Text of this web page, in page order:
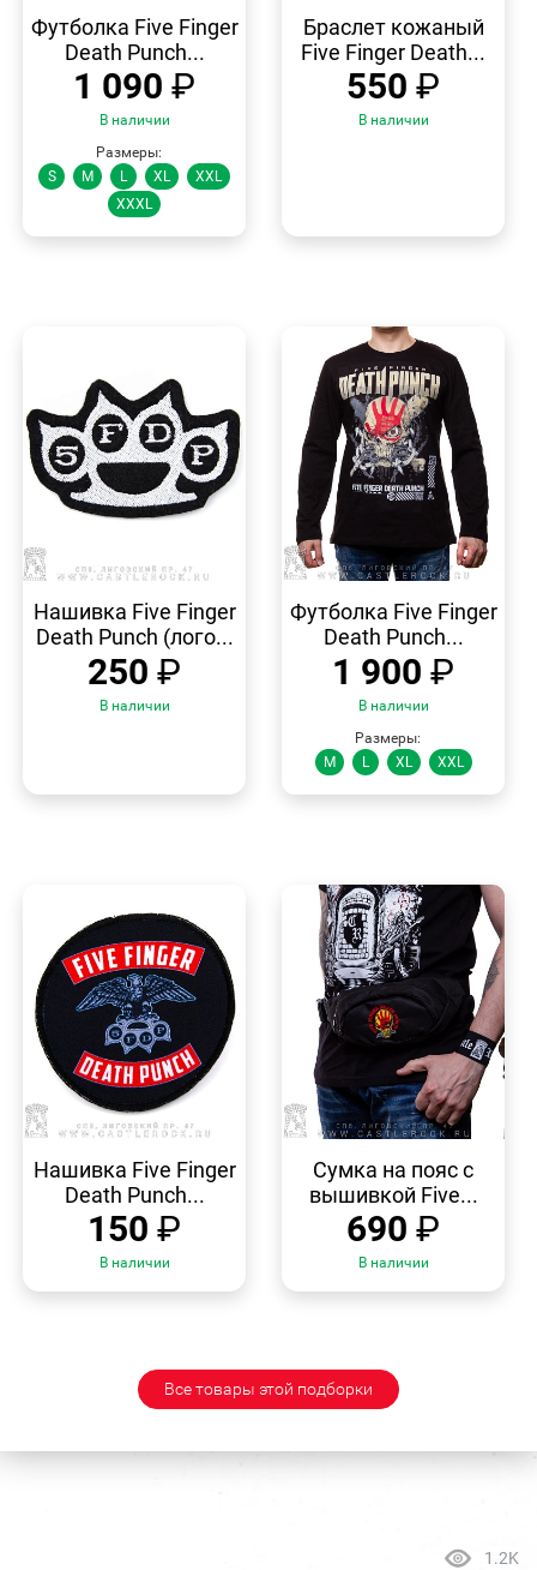
ПРОСМОТР
Футболка Five Finger
Death Punch...
1 090 ₽
В наличии
Размеры:
S
M L XL
XXL
XXXL
Браслет кожаный
Five Finger Death...
550 ₽
В наличии
ПРОСМОТР
Нашивка Five Finger
Death Punch (лого...
250 ₽
В наличии
ПРОСМОТР
Футболка Five Finger
Death Punch...
1 900 ₽
В наличии
Размеры:
M
L XL XXL
ПРОСМОТР
Нашивка Five Finger
Death Punch...
150 ₽
В наличии
ПРОСМОТР
Сумка на пояс с
вышивкой Five...
690 ₽
В наличии
Все товары этой подборки
1.2K